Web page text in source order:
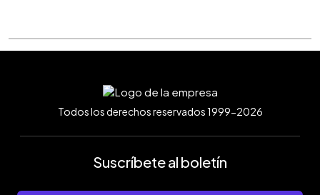
Todos los derechos reservados 1999-2026
Suscríbete al boletín